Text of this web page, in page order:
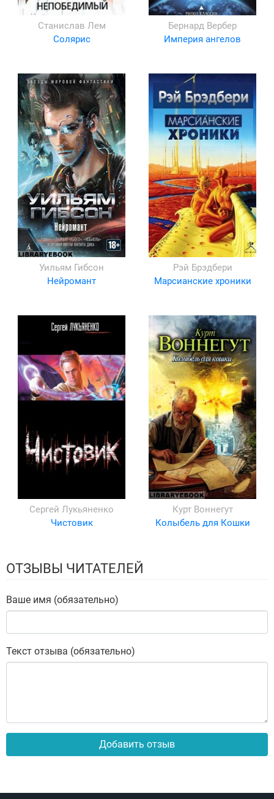
Станислав Лем
Солярис
Бернард Вербер
Империя ангелов
Уильям Гибсон
Нейромант
Рэй Брэдбери
Марсианские хроники
Сергей Лукьяненко
Чистовик
Курт Воннегут
Колыбель для Кошки
ОТЗЫВЫ ЧИТАТЕЛЕЙ
Ваше имя (обязательно)
Текст отзыва (обязательно)
Добавить отзыв